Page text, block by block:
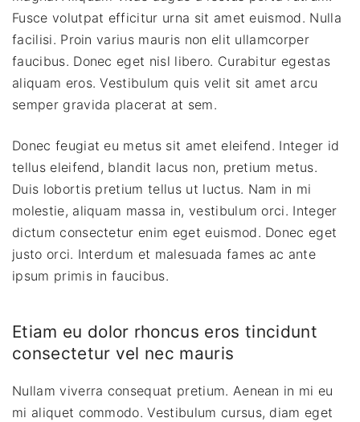
Fusce volutpat efficitur urna sit amet euismod. Nulla
facilisi. Proin varius mauris non elit ullamcorper
faucibus. Donec eget nisl libero. Curabitur egestas
aliquam eros. Vestibulum quis velit sit amet arcu
semper gravida placerat at sem.
Donec feugiat eu metus sit amet eleifend. Integer id
tellus eleifend, blandit lacus non, pretium metus.
Duis lobortis pretium tellus ut luctus. Nam in mi
molestie, aliquam massa in, vestibulum orci. Integer
dictum consectetur enim eget euismod. Donec eget
justo orci. Interdum et malesuada fames ac ante
ipsum primis in faucibus.
Etiam eu dolor rhoncus eros tincidunt
consectetur vel nec mauris
Nullam viverra consequat pretium. Aenean in mi eu
mi aliquet commodo. Vestibulum cursus, diam eget